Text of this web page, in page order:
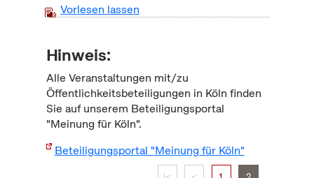
Vorlesen lassen
Hinweis:
Alle Veranstaltungen mit/zu
Öffentlichkeitsbeteiligungen in Köln finden
Sie auf unserem Beteiligungsportal
"Meinung für Köln".
Beteiligungsportal "Meinung für Köln"